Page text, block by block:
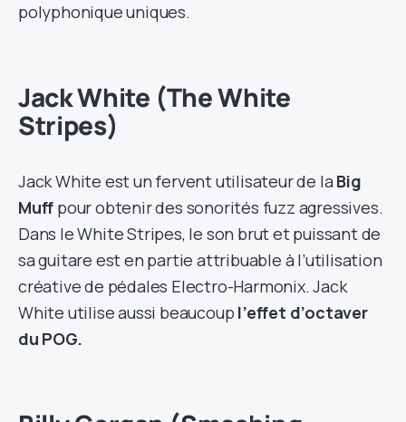
polyphonique uniques.
Jack White (The White
Stripes)
Jack White est un fervent utilisateur de la Big
Muff pour obtenir des sonorités fuzz agressives.
Dans le White Stripes, le son brut et puissant de
sa guitare est en partie attribuable à l’utilisation
créative de pédales Electro-Harmonix. Jack
White utilise aussi beaucoup l’effet d’octaver
du POG.